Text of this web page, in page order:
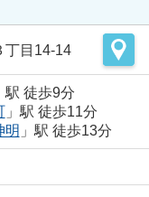
丁目14-14
駅 徒歩9分
」駅 徒歩11分
明 」駅 徒歩13分